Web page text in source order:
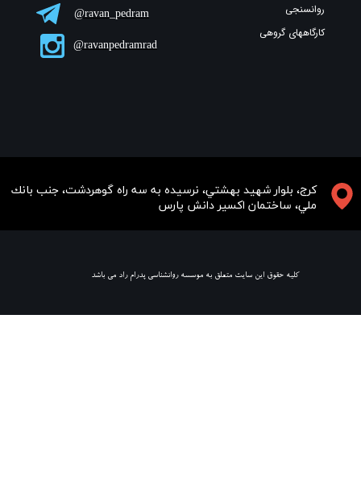
​​​كرج، بلوار شهيد بهشتي، نرسيده به سه راه گوهردشت، جنب بانك
ملي، ساختمان اكسير دانش پارس
روانسنجی
کارگاههای گروهی
ravan_pedram@
ravanpedramrad@
​ كليه حقوق اين سايت متعلق به موسسه روانشناسي پدرام راد مي باشد